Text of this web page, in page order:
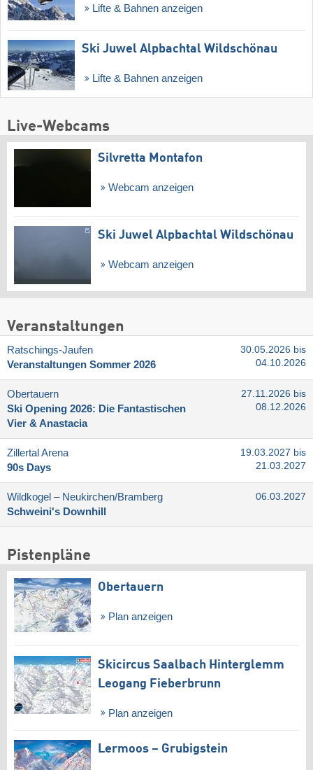
Lifte & Bahnen anzeigen
Ski Juwel Alpbachtal Wildschönau
Lifte & Bahnen anzeigen
Live-Webcams
Silvretta Montafon
Webcam anzeigen
Ski Juwel Alpbachtal Wildschönau
Webcam anzeigen
Veranstaltungen
Ratschings-Jaufen
Veranstaltungen Sommer 2026
30.05.2026 bis
04.10.2026
Obertauern
Ski Opening 2026: Die Fantastischen
Vier & Anastacia
27.11.2026 bis
08.12.2026
Zillertal Arena
90s Days
19.03.2027 bis
21.03.2027
Wildkogel – Neukirchen/​Bramberg
Schweini's Downhill
06.03.2027
Pistenpläne
Obertauern
Plan anzeigen
Skicircus Saalbach Hinterglemm
Leogang Fieberbrunn
Plan anzeigen
Lermoos – Grubigstein